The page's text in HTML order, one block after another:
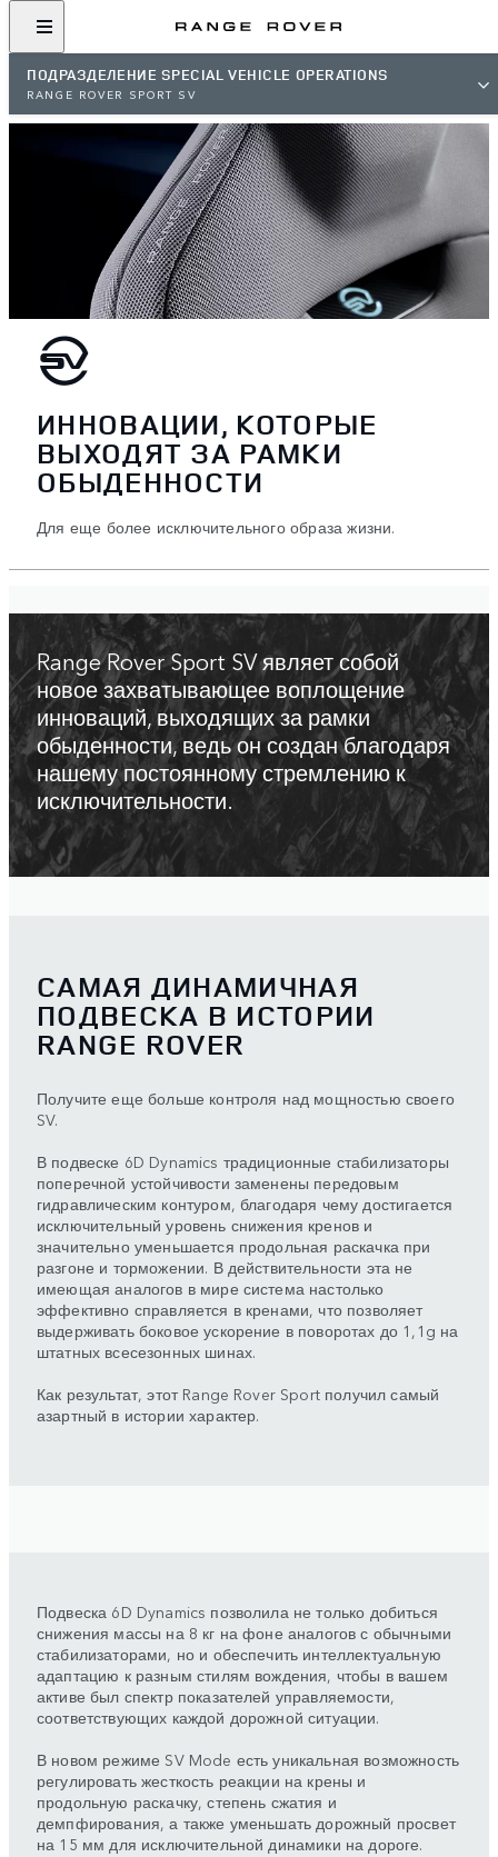
ПОДРАЗДЕЛЕНИЕ SPECIAL VEHICLE OPERATIONS
RANGE ROVER SPORT SV
ИННОВАЦИИ, КОТОРЫЕ
ВЫХОДЯТ ЗА РАМКИ
ОБЫДЕННОСТИ
Для еще более исключительного образа жизни.
Range Rover Sport SV являет собой
новое захватывающее воплощение
инноваций, выходящих за рамки
обыденности, ведь он создан благодаря
нашему постоянному стремлению к
исключительности.
САМАЯ ДИНАМИЧНАЯ
ПОДВЕСКА В ИСТОРИИ
RANGE ROVER
Получите еще больше контроля над мощностью своего
SV.
В подвеске 6D Dynamics традиционные стабилизаторы
поперечной устойчивости заменены передовым
гидравлическим контуром, благодаря чему достигается
исключительный уровень снижения кренов и
значительно уменьшается продольная раскачка при
разгоне и торможении. В действительности эта не
имеющая аналогов в мире система настолько
эффективно справляется в кренами, что позволяет
выдерживать боковое ускорение в поворотах до 1,1g на
штатных всесезонных шинах.
Как результат, этот Range Rover Sport получил самый
азартный в истории характер.
Подвеска 6D Dynamics позволила не только добиться
снижения массы на 8 кг на фоне аналогов с обычными
стабилизаторами, но и обеспечить интеллектуальную
адаптацию к разным стилям вождения, чтобы в вашем
активе был спектр показателей управляемости,
соответствующих каждой дорожной ситуации.
В новом режиме SV Mode есть уникальная возможность
регулировать жесткость реакции на крены и
продольную раскачку, степень сжатия и
демпфирования, а также уменьшать дорожный просвет
на 15 мм для исключительной динамики на дороге.